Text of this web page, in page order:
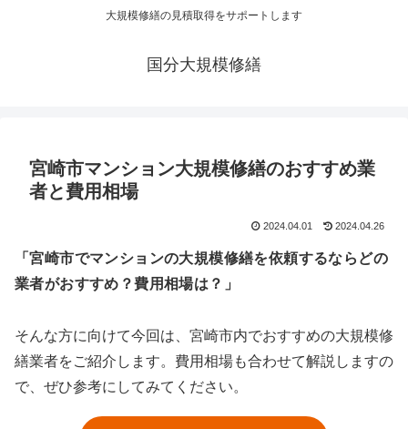
大規模修繕の見積取得をサポートします
国分大規模修繕
宮崎市マンション大規模修繕のおすすめ業
者と費用相場
2024.04.01 2024.04.26
「宮崎市でマンションの大規模修繕を依頼するならどの
業者がおすすめ？費用相場は？」
そんな方に向けて今回は、宮崎市内でおすすめの大規模修
繕業者をご紹介します。費用相場も合わせて解説しますの
で、ぜひ参考にしてみてください。